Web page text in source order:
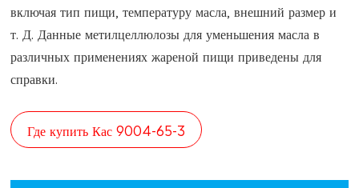
включая тип пищи, температуру масла, внешний размер и
т. Д. Данные метилцеллюлозы для уменьшения масла в
различных применениях жареной пищи приведены для
справки.
Где купить Кас 9004-65-3